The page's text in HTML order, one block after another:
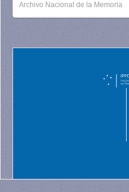
Archivo Nacional de la Memoria